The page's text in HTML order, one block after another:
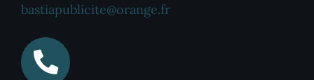
bastiapublicite@orange.fr